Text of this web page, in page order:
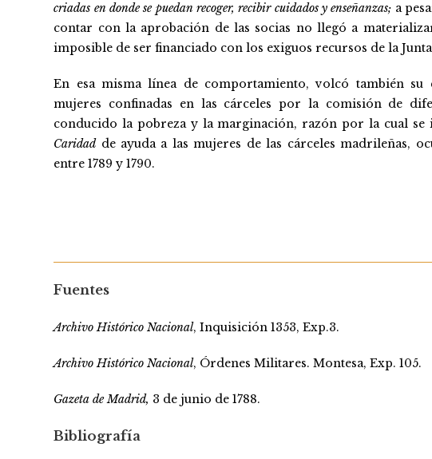
criadas en donde se puedan recoger, recibir cuidados y enseñanzas; a
contar con la aprobación de las socias no llegó a
imposible de ser financiado con los exiguos recursos de la
En esa misma línea de comportamiento, volcó también
mujeres confinadas en las cárceles por la comisión de
conducido la pobreza y la marginación, razón por la cual
Caridadde ayuda a las mujeres de las cárceles madrileñas,
entre 1789 y 1790.
Fuentes
Archivo Histórico Nacional, Inquisición 1353, Exp.3.
Archivo Histórico Nacional, Órdenes Militares. Montesa, Exp. 105.
Gazeta de Madrid, 3 de junio de 1788.
Bibliografía